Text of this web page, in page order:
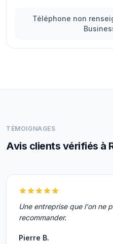
Téléphone non
TÉMOIGNAGES
Avis clients vérifiés à
Une entreprise que l'on ne
recommander.
Pierre B.